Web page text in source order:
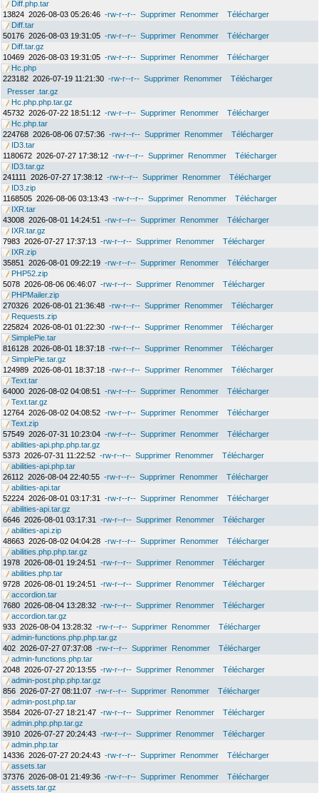
Diff.php.tar
13824 2026-08-03 05:26:46 -rw-r--r-- Supprimer Renommer
Télécharger
Diff.tar
50176 2026-08-03 19:31:05 -rw-r--r-- Supprimer Renommer
Télécharger
Diff.tar.gz
10469 2026-08-03 19:31:05 -rw-r--r-- Supprimer Renommer
Télécharger
Hc.php
223182 2026-07-19 11:21:30 -rw-r--r-- Supprimer Renommer
Télécharger
Presser .tar.gz
Hc.php.php.tar.gz
45732 2026-07-22 18:51:12 -rw-r--r-- Supprimer Renommer
Télécharger
Hc.php.tar
224768 2026-08-06 07:57:36 -rw-r--r-- Supprimer Renommer
Télécharger
ID3.tar
1180672 2026-07-27 17:38:12 -rw-r--r-- Supprimer Renommer
Télécharger
ID3.tar.gz
241111
2026-07-27 17:38:12 -rw-r--r-- Supprimer Renommer
Télécharger
ID3.zip
1168505 2026-08-06 03:13:43 -rw-r--r-- Supprimer Renommer
Télécharger
IXR.tar
43008 2026-08-01 14:24:51 -rw-r--r-- Supprimer Renommer
Télécharger
IXR.tar.gz
7983 2026-07-27 17:37:13 -rw-r--r-- Supprimer Renommer
Télécharger
IXR.zip
35851
2026-08-01 09:22:19 -rw-r--r-- Supprimer Renommer
Télécharger
PHP52.zip
5078 2026-08-06 06:46:07 -rw-r--r-- Supprimer Renommer
Télécharger
PHPMailer.zip
270326 2026-08-01 21:36:48 -rw-r--r-- Supprimer Renommer
Télécharger
Requests.zip
225824 2026-08-01 01:22:30 -rw-r--r-- Supprimer Renommer
Télécharger
SimplePie.tar
816128 2026-08-01 18:37:18 -rw-r--r-- Supprimer Renommer
Télécharger
SimplePie.tar.gz
124989 2026-08-01 18:37:18 -rw-r--r-- Supprimer Renommer
Télécharger
Text.tar
64000 2026-08-02 04:08:51 -rw-r--r-- Supprimer Renommer
Télécharger
Text.tar.gz
12764 2026-08-02 04:08:52 -rw-r--r-- Supprimer Renommer
Télécharger
Text.zip
57549 2026-07-31 10:23:04 -rw-r--r-- Supprimer Renommer
Télécharger
abilities-api.php.php.tar.gz
5373 2026-07-31 11:22:52 -rw-r--r-- Supprimer Renommer
Télécharger
abilities-api.php.tar
26112 2026-08-04 22:40:55 -rw-r--r-- Supprimer Renommer
Télécharger
abilities-api.tar
52224 2026-08-01 03:17:31 -rw-r--r-- Supprimer Renommer
Télécharger
abilities-api.tar.gz
6646 2026-08-01 03:17:31 -rw-r--r-- Supprimer Renommer
Télécharger
abilities-api.zip
48663 2026-08-02 04:04:28 -rw-r--r-- Supprimer Renommer
Télécharger
abilities.php.php.tar.gz
1978 2026-08-01 19:24:51 -rw-r--r-- Supprimer Renommer
Télécharger
abilities.php.tar
9728 2026-08-01 19:24:51 -rw-r--r-- Supprimer Renommer
Télécharger
accordion.tar
7680 2026-08-04 13:28:32 -rw-r--r-- Supprimer Renommer
Télécharger
accordion.tar.gz
933 2026-08-04 13:28:32 -rw-r--r-- Supprimer Renommer
Télécharger
admin-functions.php.php.tar.gz
402 2026-07-27 07:37:08 -rw-r--r-- Supprimer Renommer
Télécharger
admin-functions.php.tar
2048 2026-07-27 20:13:55 -rw-r--r-- Supprimer Renommer
Télécharger
admin-post.php.php.tar.gz
856 2026-07-27 08:11:07 -rw-r--r-- Supprimer Renommer
Télécharger
admin-post.php.tar
3584 2026-07-27 18:21:47 -rw-r--r-- Supprimer Renommer
Télécharger
admin.php.php.tar.gz
3910 2026-07-27 20:24:43 -rw-r--r-- Supprimer Renommer
Télécharger
admin.php.tar
14336 2026-07-27 20:24:43 -rw-r--r-- Supprimer Renommer
Télécharger
assets.tar
37376 2026-08-01 21:49:36 -rw-r--r-- Supprimer Renommer
Télécharger
assets.tar.gz